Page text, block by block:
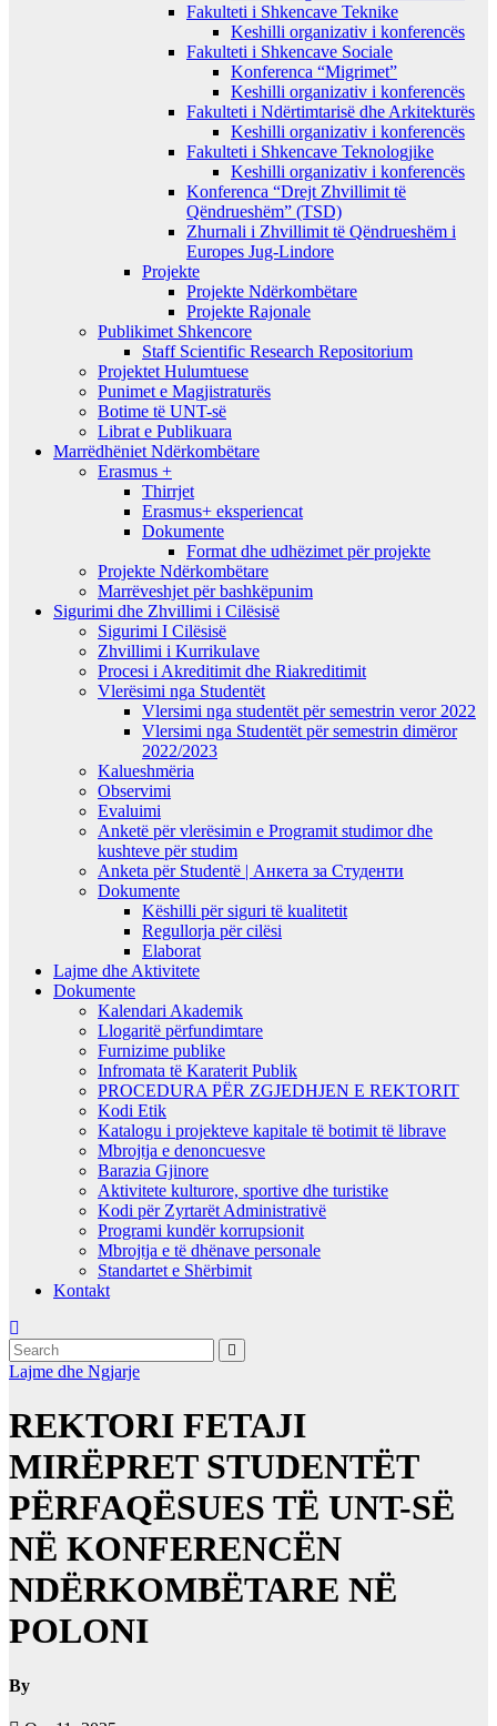
Fakulteti i Shkencave Teknike
Keshilli organizativ i konferencës
Fakulteti i Shkencave Sociale
Konferenca “Migrimet”
Keshilli organizativ i konferencës
Fakulteti i Ndërtimtarisë dhe Arkitekturës
Keshilli organizativ i konferencës
Fakulteti i Shkencave Teknologjike
Keshilli organizativ i konferencës
Konferenca “Drejt Zhvillimit të
Qëndrueshëm” (TSD)
Zhurnali i Zhvillimit të Qëndrueshëm i
Europes Jug-Lindore
Projekte
Projekte Ndërkombëtare
Projekte Rajonale
Publikimet Shkencore
Staff Scientific Research Repositorium
Projektet Hulumtuese
Punimet e Magjistraturës
Botime të UNT-së
Librat e Publikuara
Marrëdhëniet Ndërkombëtare
Erasmus +
Thirrjet
Erasmus+ eksperiencat
Dokumente
Format dhe udhëzimet për projekte
Projekte Ndërkombëtare
Marrëveshjet për bashkëpunim
Sigurimi dhe Zhvillimi i Cilësisë
Sigurimi I Cilësisë
Zhvillimi i Kurrikulave
Procesi i Akreditimit dhe Riakreditimit
Vlerësimi nga Studentët
Vlersimi nga studentët për semestrin veror 2022
Vlersimi nga Studentët për semestrin dimëror
2022/2023
Kalueshmëria
Observimi
Evaluimi
Anketë për vlerësimin e Programit studimor dhe
kushteve për studim
Anketa për Studentë | Анкета за Студенти
Dokumente
Këshilli për siguri të kualitetit
Regullorja për cilësi
Elaborat
Lajme dhe Aktivitete
Dokumente
Kalendari Akademik
Llogaritë përfundimtare
Furnizime publike
Infromata të Karaterit Publik
PROCEDURA PËR ZGJEDHJEN E REKTORIT
Kodi Etik
Katalogu i projekteve kapitale të botimit të librave
Mbrojtja e denoncuesve
Barazia Gjinore
Aktivitete kulturore, sportive dhe turistike
Kodi për Zyrtarët Administrativë
Programi kundër korrupsionit
Mbrojtja e të dhënave personale
Standartet e Shërbimit
Kontakt
Lajme dhe Ngjarje
REKTORI FETAJI
MIRËPRET STUDENTËT
PËRFAQËSUES TË UNT-SË
NË KONFERENCËN
NDËRKOMBËTARE NË
POLONI
By